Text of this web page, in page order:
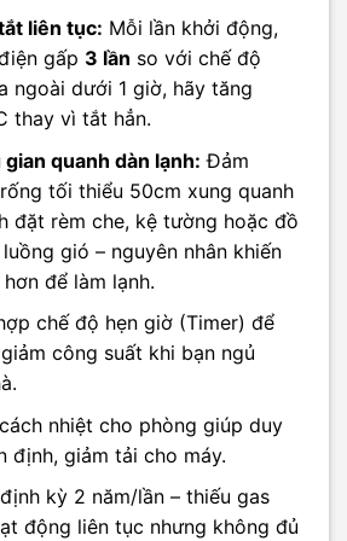
liên tục: Mỗi lần khởi động,
gấp 3 lần so với chế độ
ngoài dưới 1 giờ, hãy tăng
thay vì tắt hẳn.
quanh dàn lạnh: Đảm
tối thiểu 50cm xung quanh
đặt rèm che, kệ tường hoặc đồ
gió – nguyên nhân khiến
để làm lạnh.
chế độ hẹn giờ (Timer) để
công suất khi bạn ngủ
nhiệt cho phòng giúp duy
định, giảm tải cho máy.
kỳ 2 năm/lần – thiếu gas
động liên tục nhưng không đủ